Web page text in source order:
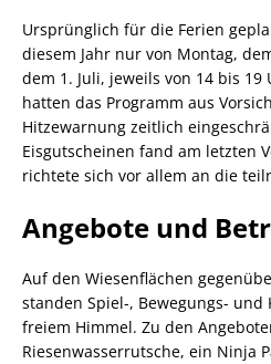
Ursprünglich für die Ferien
diesem Jahr nur von Montag,
dem 1. Juli, jeweils von 14 bis 19
hatten das Programm aus
Hitzewarnung zeitlich
Eisgutscheinen fand am letzten
richtete sich vor allem an die
Angebote und
Auf den Wiesenflächen
standen Spiel-, Bewegungs-
freiem Himmel. Zu den
Riesenwasserrutsche, ein Ninja